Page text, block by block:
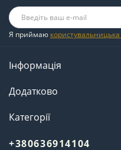
Я приймаю користувальницька
Інформація
Додатково
Категорії
+380636914104